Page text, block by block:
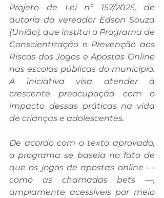
Projeto de Lei nº 157/2025, de
autoria do vereador Edson Souza
(União), que institui o Programa de
Conscientização e Prevenção aos
Riscos dos Jogos e Apostas Online
nas escolas públicas do município.
A iniciativa visa atender à
crescente preocupação com o
impacto dessas práticas na vida
de crianças e adolescentes.
De acordo com o texto aprovado,
o programa se baseia no fato de
que os jogos de apostas online —
como as chamadas bets —,
amplamente acessíveis por meio